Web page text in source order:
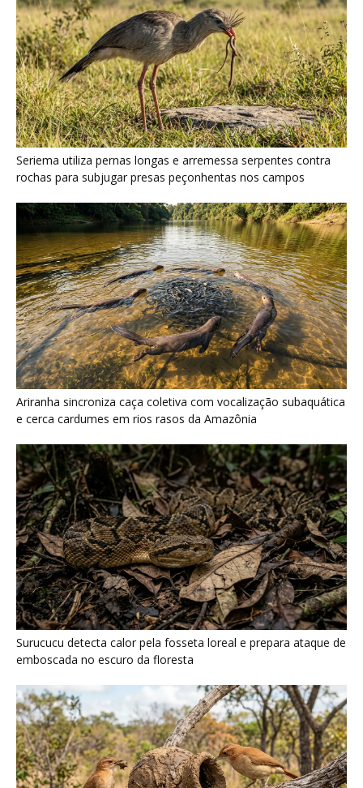
Seriema utiliza pernas longas e arremessa serpentes contra
rochas para subjugar presas peçonhentas nos campos
Ariranha sincroniza caça coletiva com vocalização subaquática
e cerca cardumes em rios rasos da Amazônia
Surucucu detecta calor pela fosseta loreal e prepara ataque de
emboscada no escuro da floresta